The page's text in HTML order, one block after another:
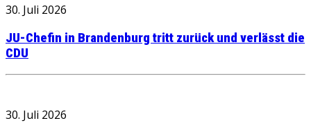
30. Juli 2026
JU-Chefin in Brandenburg tritt zurück und verlässt die
CDU
30. Juli 2026